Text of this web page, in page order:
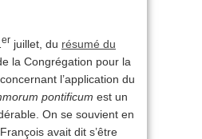
er juillet, du résumé du
la Congrégation pour la
l’application du
pontificum est un
On se souvient en
avait dit s’être